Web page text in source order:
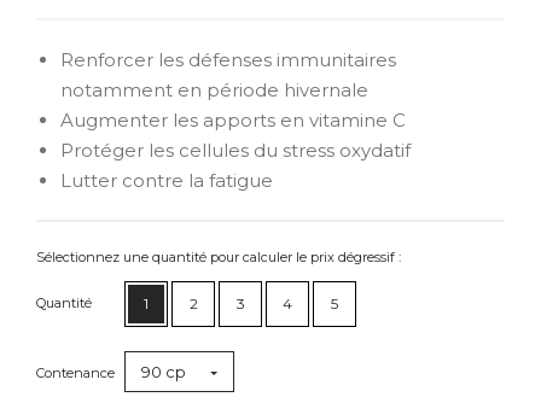
Renforcer les défenses immunitaires
notamment en période hivernale
Augmenter les apports en vitamine C
Protéger les cellules du stress oxydatif
Lutter contre la fatigue
Sélectionnez une quantité pour calculer le prix dégressif :
Quantité 1 2 3 4 5
Contenance 90 cp